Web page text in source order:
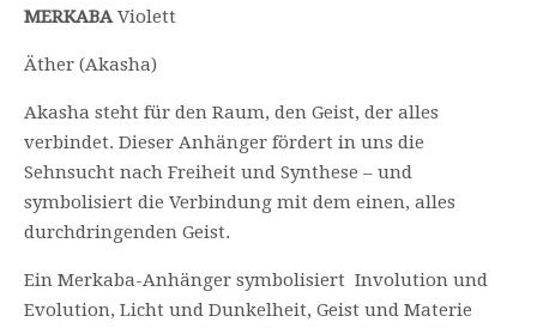
MERKABAViolett
Äther (Akasha)
Akasha steht für den Raum, den Geist, der alles
verbindet. Dieser Anhänger fördert in uns die
Sehnsucht nach Freiheit und Synthese – und
symbolisiert die Verbindung mit dem einen, alles
durchdringenden Geist.
Ein Merkaba-Anhänger symbolisiert Involution und
Evolution, Licht und Dunkelheit, Geist und Materie